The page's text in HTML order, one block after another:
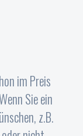
im Preis
Sie ein
z.B.